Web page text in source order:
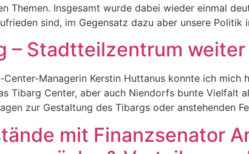
Themen. Insgesamt wurde dabei wieder einmal
sind, im Gegensatz dazu aber unsere Politik
– Stadtteilzentrum
Managerin Kerstin Huttanus konnte ich mich
Tibarg Center, aber auch Niendorfs bunte Vielfalt
zur Gestaltung des Tibargs oder anstehenden
mit Finanzsenator